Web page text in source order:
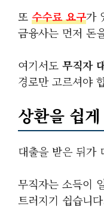
또 수수료 요구가
금융사는 먼저 돈
여기서도 무직자
경로만 고르셔야
상환을 쉽
대출을 받은 뒤가
무직자는 소득이
트러지기 쉽습니